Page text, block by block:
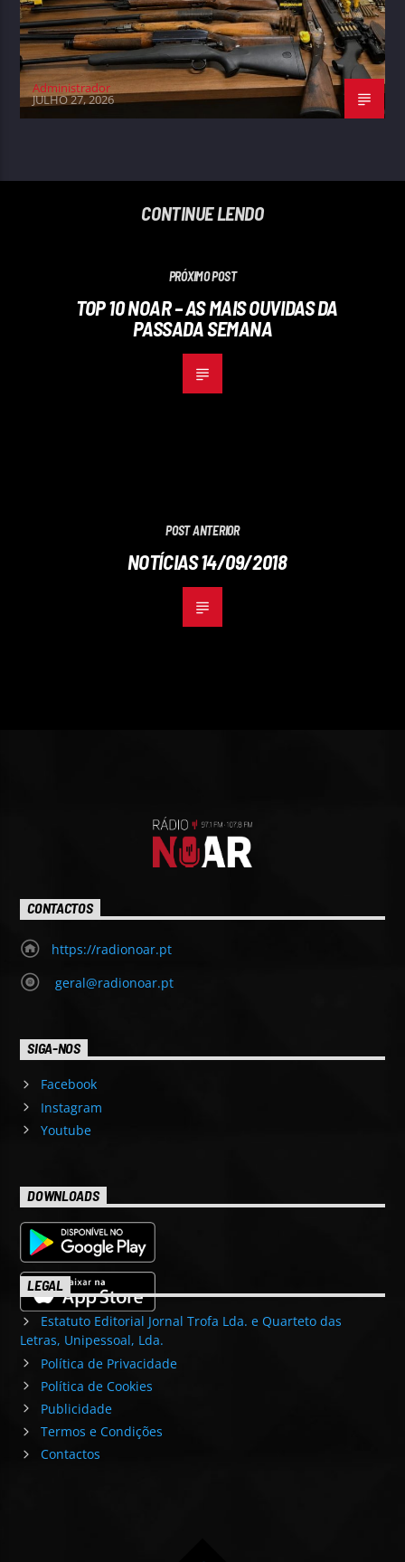
Administrador
JULHO 27, 2026
CONTINUE LENDO
PRÓXIMO POST
TOP 10 NOAR – AS MAIS OUVIDAS DA
PASSADA SEMANA
POST ANTERIOR
NOTÍCIAS 14/09/2018
CONTACTOS
https://radionoar.pt
geral@radionoar.pt
SIGA-NOS
Facebook
Instagram
Youtube
DOWNLOADS
LEGAL
Estatuto Editorial Jornal Trofa Lda. e Quarteto das
Letras, Unipessoal, Lda.
Política de Privacidade
Política de Cookies
Publicidade
Termos e Condições
Contactos